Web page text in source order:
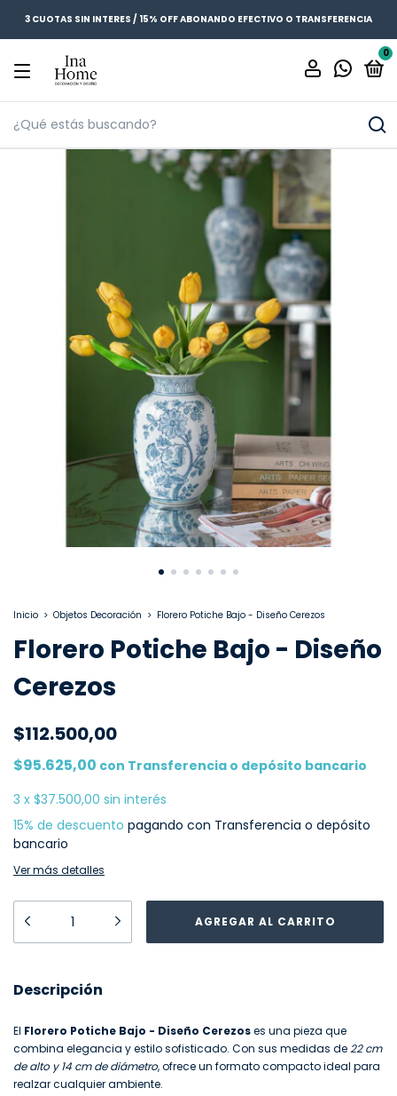
3 CUOTAS SIN INTERES / 15% OFF ABONANDO EFECTIVO O TRANSFERENCIA
0
Inicio > Objetos Decoración > Florero Potiche Bajo - Diseño Cerezos
Florero Potiche Bajo - Diseño
Cerezos
$112.500,00
$95.625,00 con Transferencia o depósito bancario
3 x $37.500,00 sin interés
15% de descuento pagando con Transferencia o depósito
bancario
Ver más detalles
Descripción
El Florero Potiche Bajo - Diseño Cerezoses una pieza que
combina elegancia y estilo sofisticado. Con sus medidas de22 cm
de alto y 14 cm de diámetro, ofrece un formato compacto ideal para
realzar cualquier ambiente.